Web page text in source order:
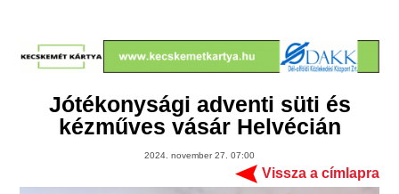
Jótékonysági adventi süti és
kézműves vásár Helvécián
2024. november 27. 07:00
Vissza a címlapra